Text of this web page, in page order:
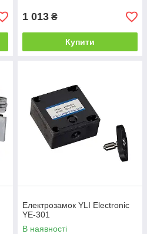
1 013 ₴
Купити
Електрозамок YLI Electronic
YE-301
В наявності